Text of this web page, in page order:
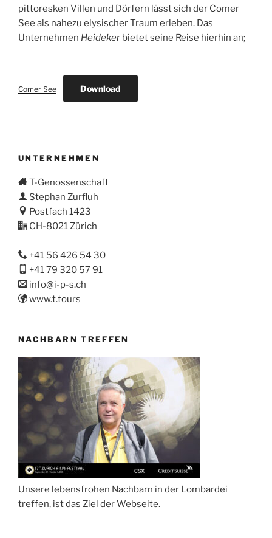
pittoresken Villen und Dörfern lässt sich der Comer
See als nahezu elysischer Traum erleben. Das
Unternehmen Heideker bietet seine Reise hierhin an;
Comer See Download
UNTERNEHMEN
T-Genossenschaft
Stephan Zurfluh
Postfach 1423
CH-8021 Zürich
+41 56 426 54 30
+41 79 320 57 91
info@i-p-s.ch
www.t.tours
NACHBARN TREFFEN
Unsere lebensfrohen Nachbarn in der Lombardei
treffen, ist das Ziel der Webseite.